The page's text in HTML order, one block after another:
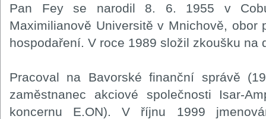
Pan Fey se narodil 8. 6. 1955 v
Maximilianově Universitě v Mnichově, obor
hospodaření. V roce 1989 složil zkoušku na
Pracoval na Bavorské finanční správě
zaměstnanec akciové společnosti Isar-
koncernu E.ON). V říjnu 1999